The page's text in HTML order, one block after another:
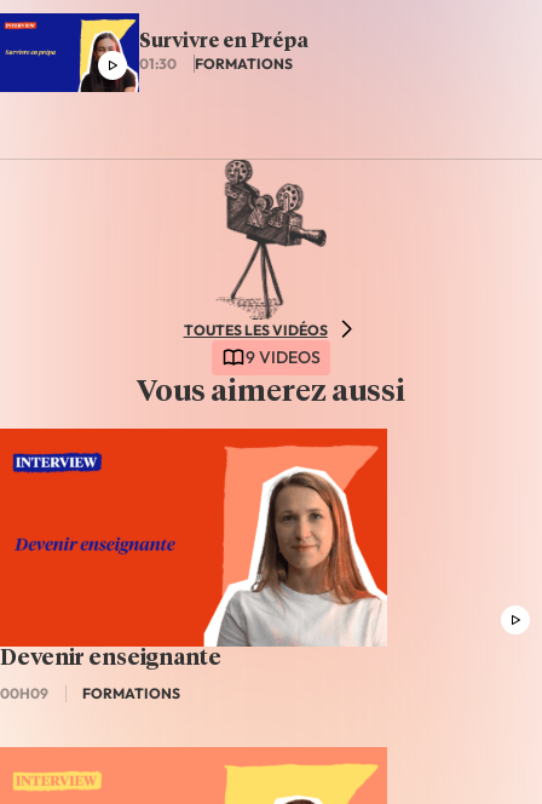
Survivre en Prépa
01:30 FORMATIONS
9 VIDEOS
Vous aimerez aussi
TOUTES LES VIDÉOS
Devenir enseignante
00H09 FORMATIONS